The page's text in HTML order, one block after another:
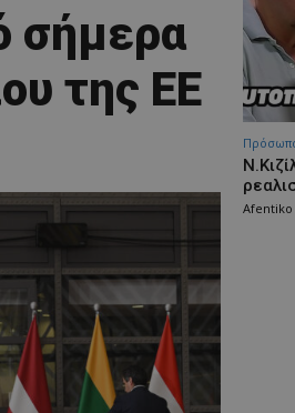
σήμερα
της ΕΕ
Afentiko